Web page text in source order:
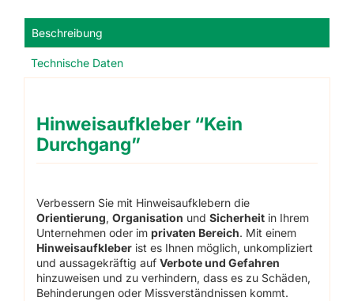
Beschreibung
Technische Daten
Hinweisaufkleber “Kein
Durchgang”
Verbessern Sie mit Hinweisaufklebern die
Orientierung,Organisation undSicherheit in Ihrem
Unternehmen oder imprivaten Bereich. Mit einem
Hinweisaufkleber ist es Ihnen möglich, unkompliziert
und aussagekräftig aufVerbote und Gefahren
hinzuweisen und zu verhindern, dass es zu Schäden,
Behinderungen oder Missverständnissen kommt.